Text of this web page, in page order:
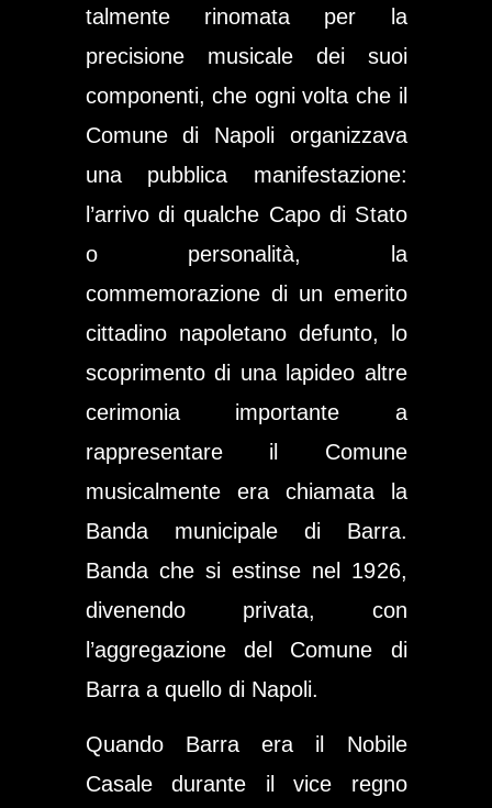
talmente rinomata per la
precisione musicale dei suoi
componenti, che ogni volta che il
Comune di Napoli organizzava
una pubblica manifestazione:
l’arrivo di qualche Capo di Stato
o personalità, la
commemorazione di un emerito
cittadino napoletano defunto, lo
scoprimento di una lapideo altre
cerimonia importante a
rappresentare il Comune
musicalmente era chiamata la
Banda municipale di Barra.
Banda che si estinse nel 1926,
divenendo privata, con
l’aggregazione del Comune di
Barra a quello di Napoli.
Quando Barra era il Nobile
Casale durante il vice regno